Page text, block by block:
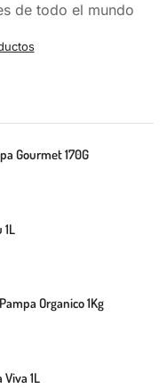
de todo el mundo
Gourmet 170G
1L
Organico 1Kg
1L